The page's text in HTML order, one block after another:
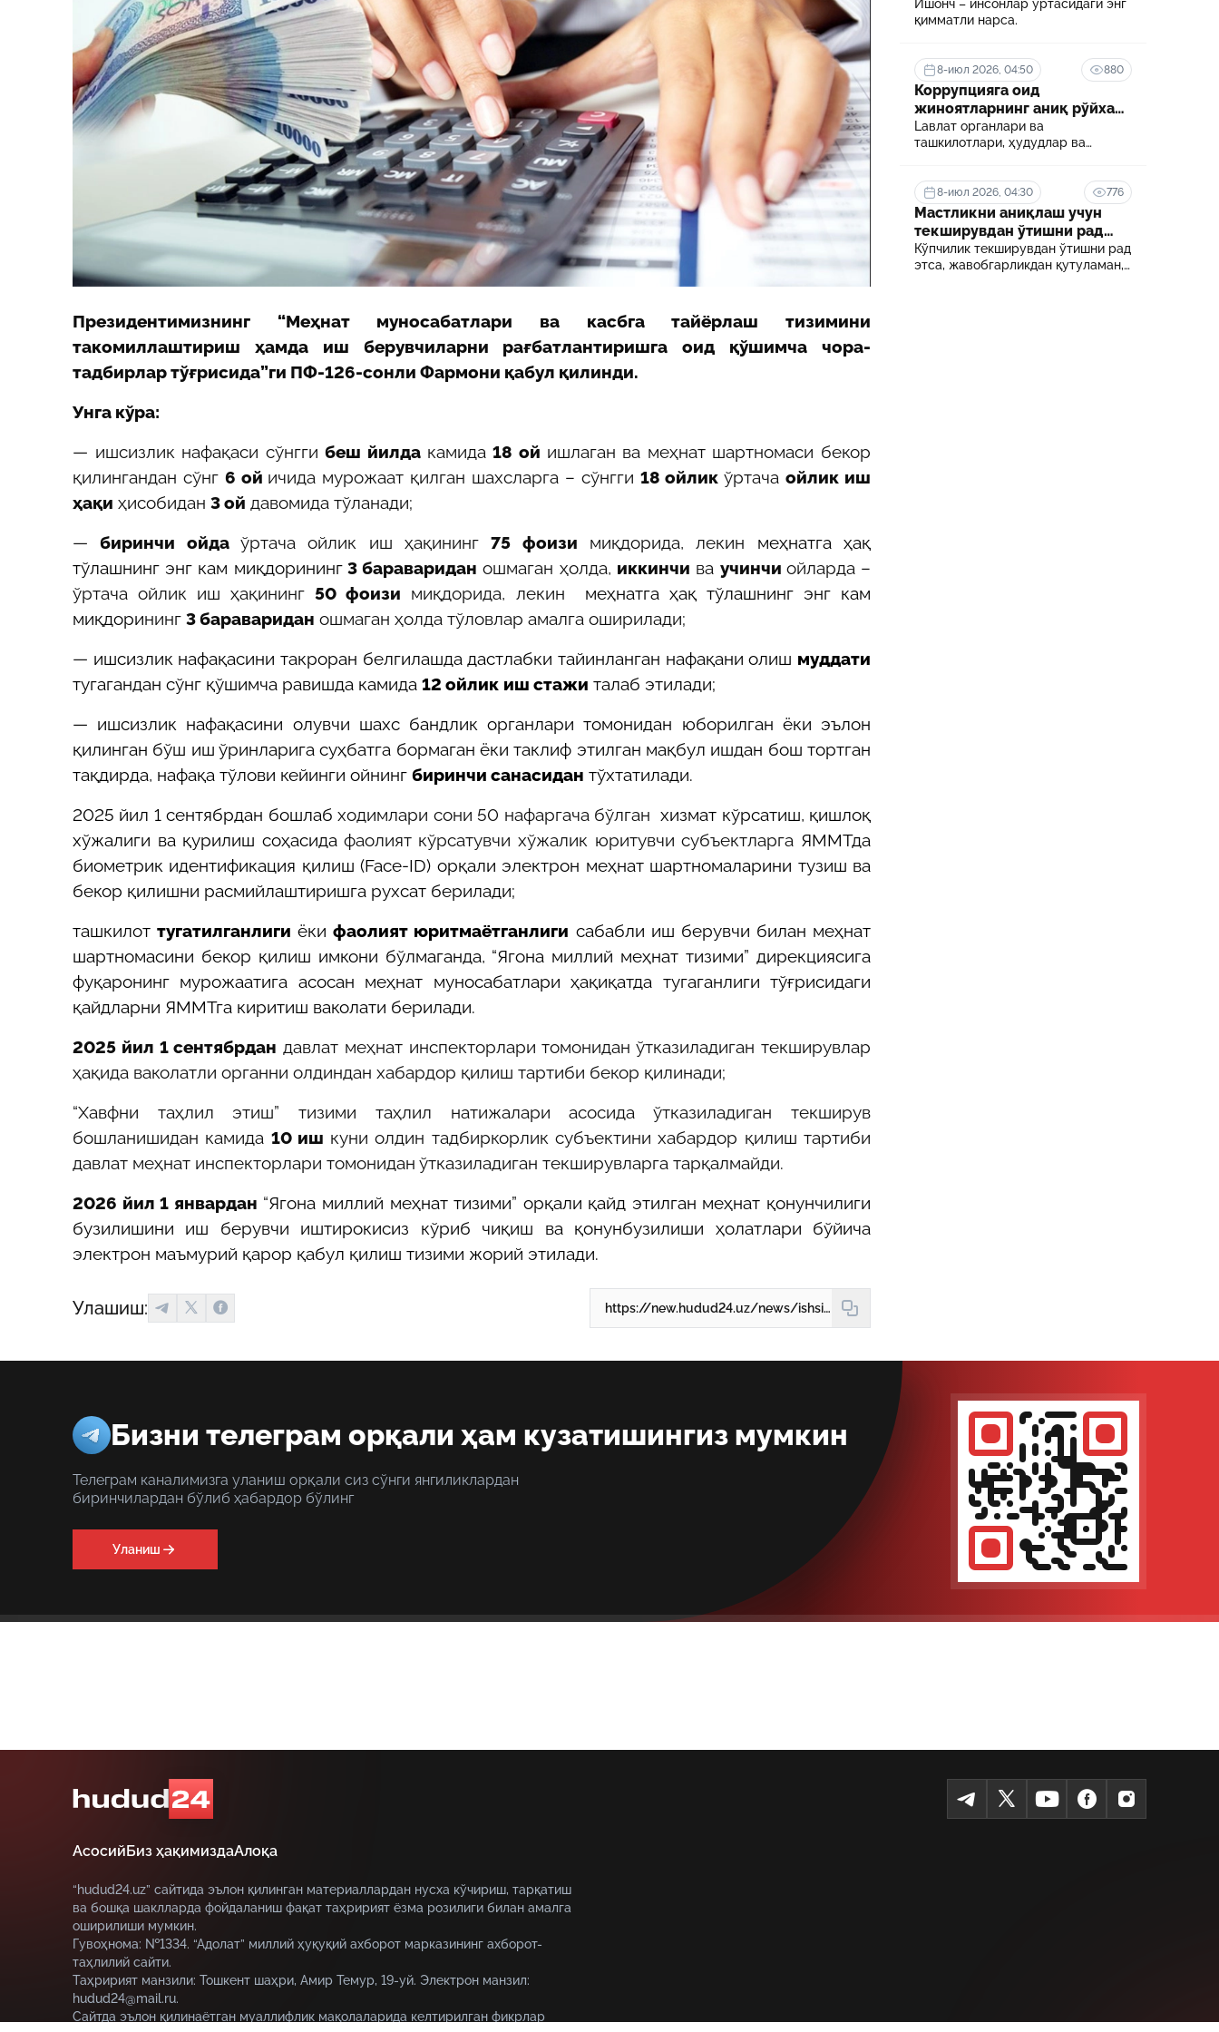
29-июн 2026, 10:29
Халқ билан очиқ мулоқот — инсон
манфаатларига хизмат қилувчи
давлат бошқарувининг муҳим мезони
26-июн 2026, 06:54
имконият: дуал таълим асосида олий
маълумот олиш йўлга қўйилади
25-июн 2026, 11:04
Электрон обуна: ҳуқуқий ахборотга
тез ва қулай йўл
24-июн 2026, 06:05
Ўқишда бўлган ходимнинг иш ҳақи
сақланадими?
23-июн 2026, 10:05
Хусусий боғчада 5 ой ишлаб декретга
чиқиш мумкинми?
18-июн 2026, 11:48
Сунъий интеллектни тартибга солиш
қанчалик муҳим?
Президентимизнинг “Меҳнат муносабатлари ва касбга тайёрлаш тизимини
такомиллаштириш ҳамда иш берувчиларни рағбатлантиришга оид қўшимча чора-
тадбирлар тўғрисида”ги ПФ-126-сонли Фармони қабул қилинди.
Унга кўра:
— ишсизлик нафақаси сўнггибеш йилда камида18 ой ишлаган ва меҳнат шартномаси бекор
қилингандан сўнг 6 ой ичида мурожаат қилган шахсларга – сўнгги 18 ойлик ўртачаойлик иш
ҳақи ҳисобидан 3 ой давомида тўланади;
—биринчи ойдаўртача ойлик иш ҳақининг75 фоизи миқдорида, лекин меҳнатга ҳақ
тўлашнинг энг кам миқдорининг3 бараваридан ошмаган ҳолда, иккинчи ва учинчи ойларда –
ўртача ойлик иш ҳақининг50 фоизи миқдорида, лекин меҳнатга ҳақ тўлашнинг энг кам
миқдорининг 3 бараваридан ошмаган ҳолда тўловлар амалга оширилади;
— ишсизлик нафақасини такроран белгилашда дастлабки тайинланган нафақани олиш муддати
тугагандан сўнг қўшимча равишда камида 12 ойлик иш стажи талаб этилади;
— ишсизлик нафақасини олувчи шахс бандлик органлари томонидан юборилган ёки эълон
қилинган бўш иш ўринларига суҳбатга бормаган ёки таклиф этилган мақбул ишдан бош тортган
тақдирда, нафақа тўлови кейинги ойнинг биринчи санасидан тўхтатилади.
2025 йил 1 сентябрдан бошлаб ходимлари сони 50 нафаргача бўлган хизмат кўрсатиш, қишлоқ
хўжалиги ва қурилиш соҳасида фаолият кўрсатувчи хўжалик юритувчи субъектларга ЯММТда
биометрик идентификация қилиш (Face-ID) орқали электрон меҳнат шартномаларини тузиш ва
бекор қилишни расмийлаштиришга рухсат берилади;
ташкилоттугатилганлиги ёкифаолият юритмаётганлиги сабабли иш берувчи билан меҳнат
шартномасини бекор қилиш имкони бўлмаганда, “Ягона миллий меҳнат тизими” дирекциясига
фуқаронинг мурожаатига асосан меҳнат муносабатлари ҳақиқатда тугаганлиги тўғрисидаги
қайдларни ЯММТга киритиш ваколати берилади.
2025 йил 1 сентябрдан давлат меҳнат инспекторлари томонидан ўтказиладиган текширувлар
ҳақида ваколатли органни олдиндан хабардор қилиш тартиби бекор қилинади;
“Хавфни таҳлил этиш” тизими таҳлил натижалари асосида ўтказиладиган текширув
бошланишидан камида 10 иш куни олдин тадбиркорлик субъектини хабардор қилиш тартиби
давлат меҳнат инспекторлари томонидан ўтказиладиган текширувларга тарқалмайди.
2026 йил 1 январдан “Ягона миллий меҳнат тизими” орқали қайд этилган меҳнат қонунчилиги
бузилишини иш берувчи иштирокисиз кўриб чиқиш ва қонунбузилиши ҳолатлари бўйича
электрон маъмурий қарор қабул қилиш тизими жорий этилади.
Улашиш: https://new.hudud24.uz/news/ishsizlik-nafakasi-endi-fakat-mekhnat-shartnomasi-bekor-kilingan-shakhslarga-tulanadi
Ишонч – инсонлар ўртасидаги энг
қимматли нарса.
8-июл 2026, 04:50 880
Коррупцияга оид
жиноятларнинг аниқ рўйхати
белгиланди
Lавлат органлари ва
ташкилотлари, ҳудудлар ва
минималлаштириш мақсадида
коррупцияга оид хавф-хатарлар
харитаси шакллантирилади
8-июл 2026, 04:30 776
Мастликни аниқлаш учун
текширувдан ўтишни рад
этса нима бўлади?
Кўпчилик текширувдан ўтишни рад
этса, жавобгарликдан қутуламан,
Бизни телеграм орқали ҳам кузатишингиз мумкин
Телеграм каналимизга уланиш орқали сиз сўнги янгиликлардан
биринчилардан бўлиб ҳабардор бўлинг
Уланиш
АсосийБиз ҳақимиздаАлоқа
“hudud24.uz” сайтида эълон қилинган материаллардан нусха кўчириш, тарқатиш
ва бошқа шаклларда фойдаланиш фақат таҳририят ёзма розилиги билан амалга
оширилиши мумкин.
Гувоҳнома: №1334. “Адолат” миллий ҳуқуқий ахборот марказининг ахборот-
таҳлилий сайти.
Таҳририят манзили: Тошкент шаҳри, Амир Темур, 19-уй. Электрон манзил:
hudud24@mail.ru.
Сайтда эълон қилинаётган муаллифлик мақолаларида келтирилган фикрлар